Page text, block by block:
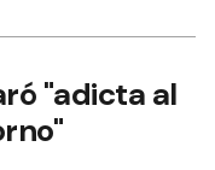
"adicta al